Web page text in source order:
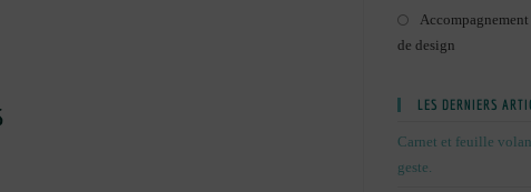
de design
LES DERNIERS
Carnet et feuille
geste.